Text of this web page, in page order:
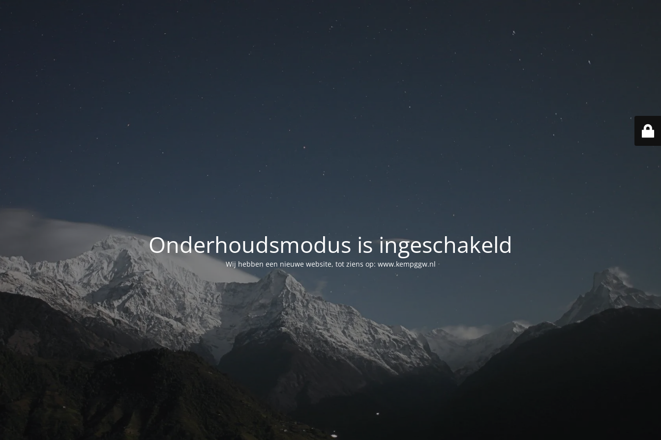
Onderhoudsmodus is ingeschakeld
Wij hebben een nieuwe website, tot ziens op: www.kempggw.nl